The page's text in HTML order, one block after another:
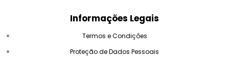
Informações Legais
Termos e Condições
Proteção de Dados Pessoais